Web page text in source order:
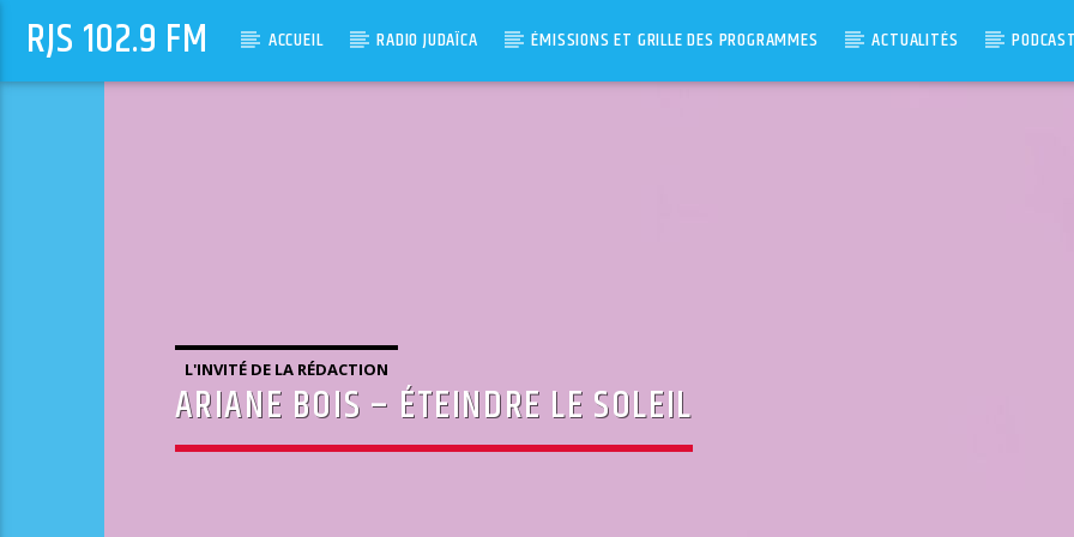
RJS 102.9 FM ACCUEIL RADIO JUDAÏCA ÉMISSIONS ET GRILLE DES PROGRAMMES ACTUALITÉS
L'INVITÉ DE LA RÉDACTION
ARIANE BOIS – ÉTEINDRE LE SOLEIL